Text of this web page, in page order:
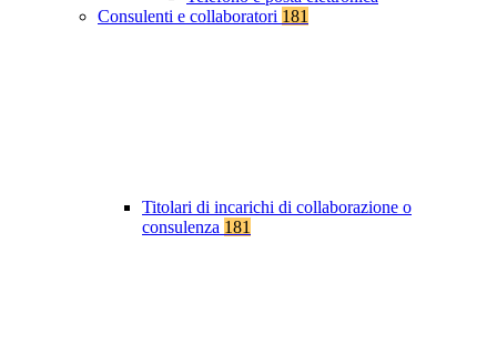
Consulenti e collaboratori 181
Titolari di incarichi di collaborazione o
consulenza 181